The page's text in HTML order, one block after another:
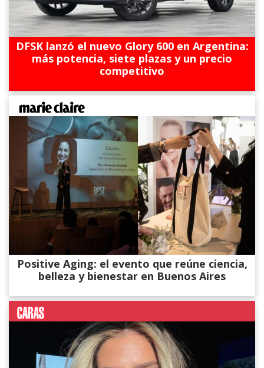
DFSK lanzó el nuevo Glory 600 en Argentina:
más potencia, siete plazas y un precio
competitivo
Positive Aging: el evento que reúne ciencia,
belleza y bienestar en Buenos Aires